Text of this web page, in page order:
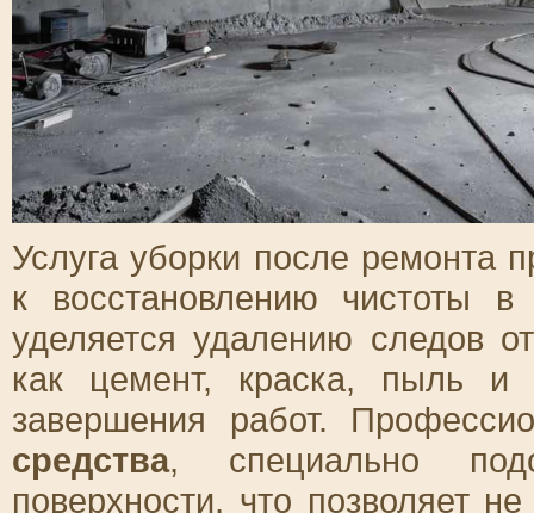
Услуга уборки после ремонта
к восстановлению чистоты
уделяется удалению следов
как цемент, краска, пыль и
завершения работ.
средства, специально
поверхности, что позволяет